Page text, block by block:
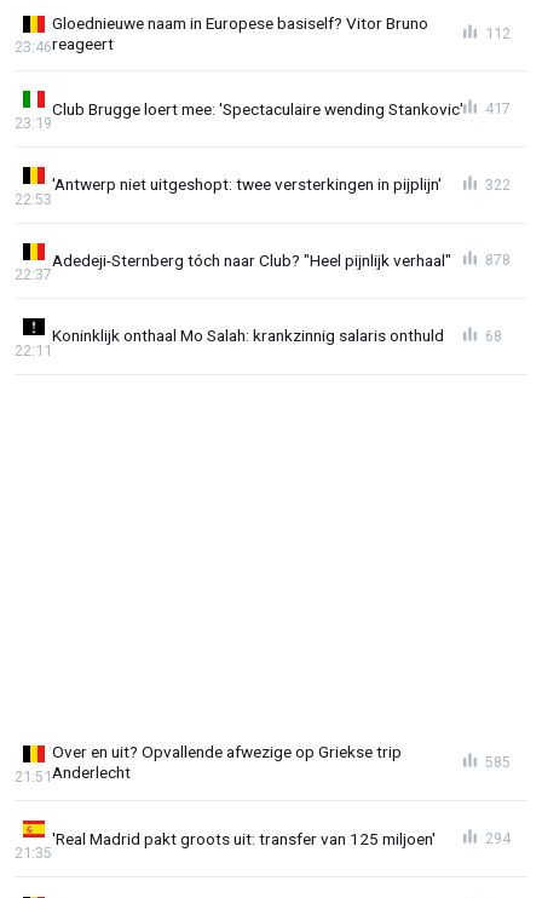
Gloednieuwe naam in Europese basiself? Vitor Bruno
reageert
23:46
112
Club Brugge loert mee: 'Spectaculaire wending Stankovic'
23:19
417
'Antwerp niet uitgeshopt: twee versterkingen in pijplijn'
22:53
322
Adedeji-Sternberg tóch naar Club? "Heel pijnlijk verhaal"
22:37
878
Koninklijk onthaal Mo Salah: krankzinnig salaris onthuld
22:11
68
Over en uit? Opvallende afwezige op Griekse trip
Anderlecht
21:51
585
'Real Madrid pakt groots uit: transfer van 125 miljoen'
21:35
294